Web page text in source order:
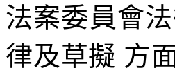
法案委員會
律及草擬 方